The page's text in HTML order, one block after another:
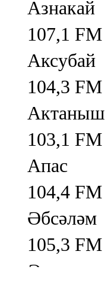
Азнакай
107,1 FM
Аксубай
104,3 FM
Актаныш
103,1 FM
Апас
104,4 FM
Әбсәләм
105,3 FM
Әлмәт